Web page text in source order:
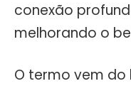
conexão
melhorando o
O termo vem do